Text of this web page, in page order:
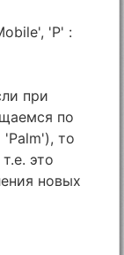
'P' :
при
по
то
это
новых